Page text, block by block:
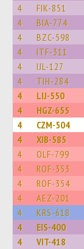
4 FIK-851
4 BIA-774
4 BZC-598
4 ITF-311
4 IJL-127
4 TIH-284
4 LIJ-550
4 HGZ-655
4 CZM-504
4 XIB-585
4 OLF-799
4 ROF-353
4 ROF-354
4 AEZ-201
4 KRS-618
4 EIS-400
4 VIT-418